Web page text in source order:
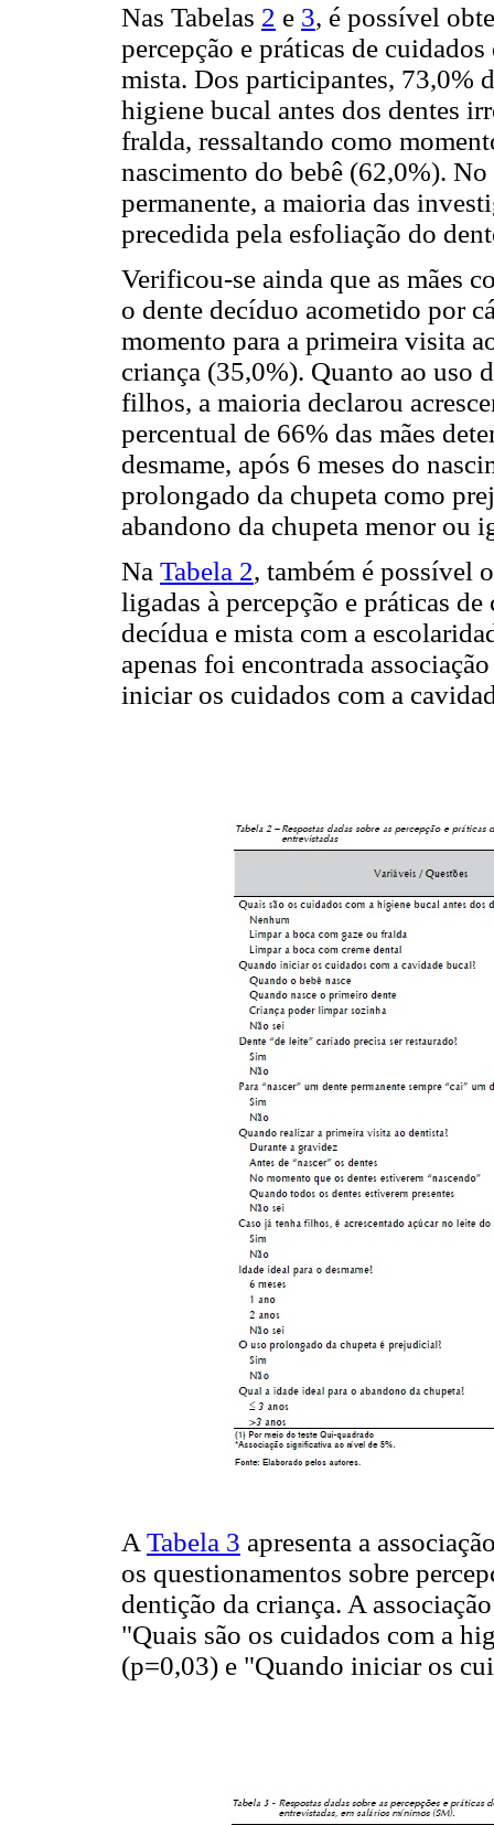
Nas Tabelas 2 e 3, é possível
percepção e práticas de
mista. Dos participantes, 73,0%
higiene bucal antes dos dentes
fralda, ressaltando como
nascimento do bebê (62,0%).
permanente, a maioria das
precedida pela esfoliação do
Verificou-se ainda que as mães
o dente decíduo acometido por
momento para a primeira visita
criança (35,0%). Quanto ao uso
filhos, a maioria declarou
percentual de 66% das mães
desmame, após 6 meses do
prolongado da chupeta como
abandono da chupeta menor ou
Na Tabela 2, também é possível
ligadas à percepção e práticas
decídua e mista com a
apenas foi encontrada
iniciar os cuidados com a
A Tabela 3 apresenta a
os questionamentos sobre
dentição da criança. A
"Quais são os cuidados com a
(p=0,03) e "Quando iniciar os